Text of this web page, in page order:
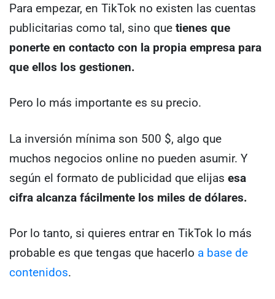
Para empezar, en TikTok no existen las cuentas
publicitarias como tal, sino que tienes que
ponerte en contacto con la propia empresa para
que ellos los gestionen.
Pero lo más importante es su precio.
La inversión mínima son 500 $, algo que
muchos negocios online no pueden asumir. Y
según el formato de publicidad que elijas esa
cifra alcanza fácilmente los miles de dólares.
Por lo tanto, si quieres entrar en TikTok lo más
probable es que tengas que hacerlo a base de
contenidos.